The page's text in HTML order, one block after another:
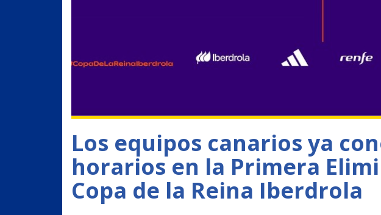
Los equipos canarios ya
horarios en la Primera
Copa de la Reina Iberdrola